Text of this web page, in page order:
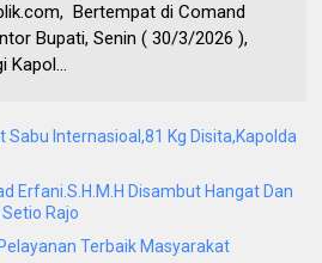
Bertempat di Comand
Bupati, Senin ( 30/3/2026 ),
Kapol...
Sabu Internasioal,81 Kg Disita,Kapolda
Erfani.S.H.M.H Disambut Hangat Dan
Rajo
Terbaik Masyarakat